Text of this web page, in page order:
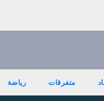
رياضة متفرقات